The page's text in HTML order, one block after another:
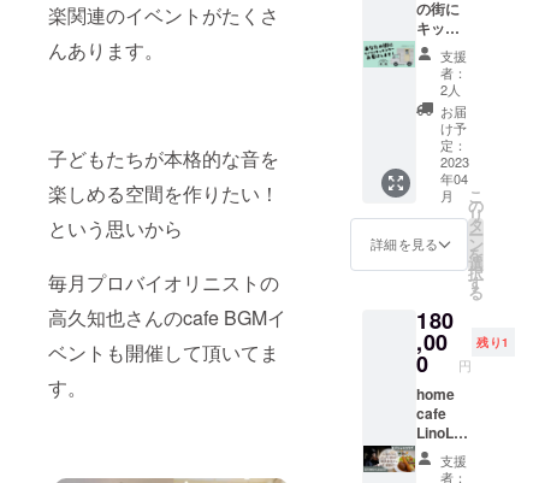
楽関連のイベントがたくさ
んあります。
子どもたちが本格的な音を
楽しめる空間を作りたい！
という思いから
毎月プロバイオリニストの
高久知也さんのcafe BGMイ
ベントも開催して頂いてま
す。
書きを
ご確認
くださ
い。
原材料
及び添
加物等
の食品
表示は
お届け
商品の
ラベル
に表記
されま
す。
封前に
は必ず
のリ
ターン
に貼付
された
ラベル
や注意
書きを
ご確認
くださ
備考欄
に第３
希望ま
でご明
記くだ
さいま
せ ・
メール
が届か
ないト
ラブル
止のた
めに、
電話番
号のご
明記を
お願い
いたし
ます ・
原材料
及び添
いたし
ます。
ご希
望の時
期など
ある場
合は、
備考欄
に記載
くださ
い ・サ
３枚目
をご参
せ
いいた
します
＊注意
事項 ・
2022年
10月頃
にご希
望日程
の詳細
＆ご確
認の
メール
をさせ
ン対応
期間は
2022年
11月〜
2023年
12月の
間です
すで
にご希
お願い
いたし
ます！
《内
容》 ◯
１日一
緒に出
店券 リ
ノリノ
カーに
あなた
の『な
にか』
フード
やドリ
ンクは
もちろ
ん、ハ
ンドメ
イド雑
貨でも
OK！ ◯
マさん
や これ
から個
人で活
動した
い方で
もOK◎
（指導
時間は
５時
間） ●
お店を
運営さ
れてい
る方●
タッフ
教育 ・
SNSの
活用方
法 など
が得意
です 関
西圏内
でした
の街に
キッチ
ンカー
をお届
け！
（関西
圏内の
み） リ
ノリノ
のお料
理(デ
ザート
に変更
もOK）
＆ドリ
セット
30人分
付き！
会社や
イベン
トの時
にオス
スメで
す！ 交
支援
者：
2人
お届
け予
定：
2023
年04
月
詳細を見る
こ
の
リ
タ
ー
ン
を
選
択
す
る
180
,00
0 円
残り1
home
cafe
LinoLin
o×高久
知也 あ
支援
者：